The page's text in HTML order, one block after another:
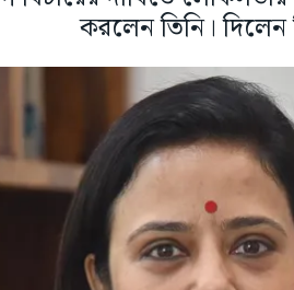
করলেন তিনি। দিলেন